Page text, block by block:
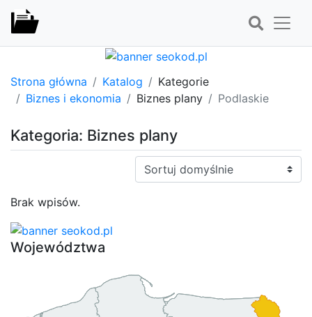
Strona główna Katalog
Kategorie
Biznes i ekonomia
Biznes plany Podlaskie
Kategoria: Biznes plany
Sortuj:
Brak wpisów.
Województwa